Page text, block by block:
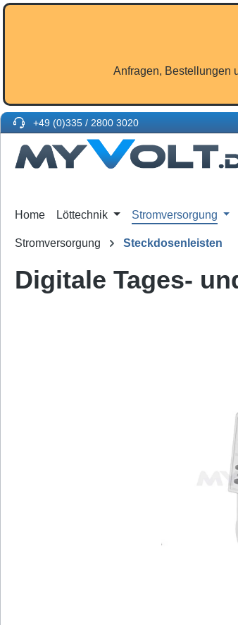
Anfragen, Bestellungen
+49 (0)335 / 2800 3020
Home Löttechnik Stromversorgung
Stromversorgung Steckdosenleisten
Digitale Tages-